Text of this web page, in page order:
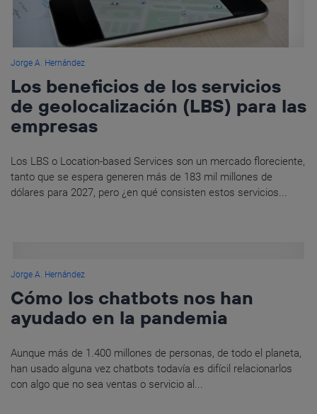
Jorge A. Hernández
Los beneficios de los servicios
de geolocalización (LBS) para las
empresas
Los LBS o Location-based Services son un mercado floreciente,
tanto que se espera generen más de 183 mil millones de
dólares para 2027, pero ¿en qué consisten estos servicios...
Jorge A. Hernández
Cómo los chatbots nos han
ayudado en la pandemia
Aunque más de 1.400 millones de personas, de todo el planeta,
han usado alguna vez chatbots todavía es difícil relacionarlos
con algo que no sea ventas o servicio al...